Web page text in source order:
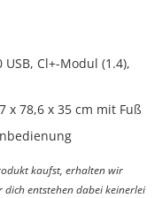
USB, Cl+-Modul (1.4),
x 78,6 x 35 cm mit Fuß
kaufst, erhalten wir
dich entstehen dabei keinerlei